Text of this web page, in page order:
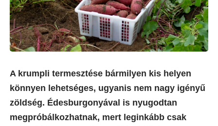
A krumpli termesztése bármilyen kis helyen
könnyen lehetséges, ugyanis nem nagy igényű
zöldség. Édesburgonyával is nyugodtan
megpróbálkozhatnak, mert leginkább csak